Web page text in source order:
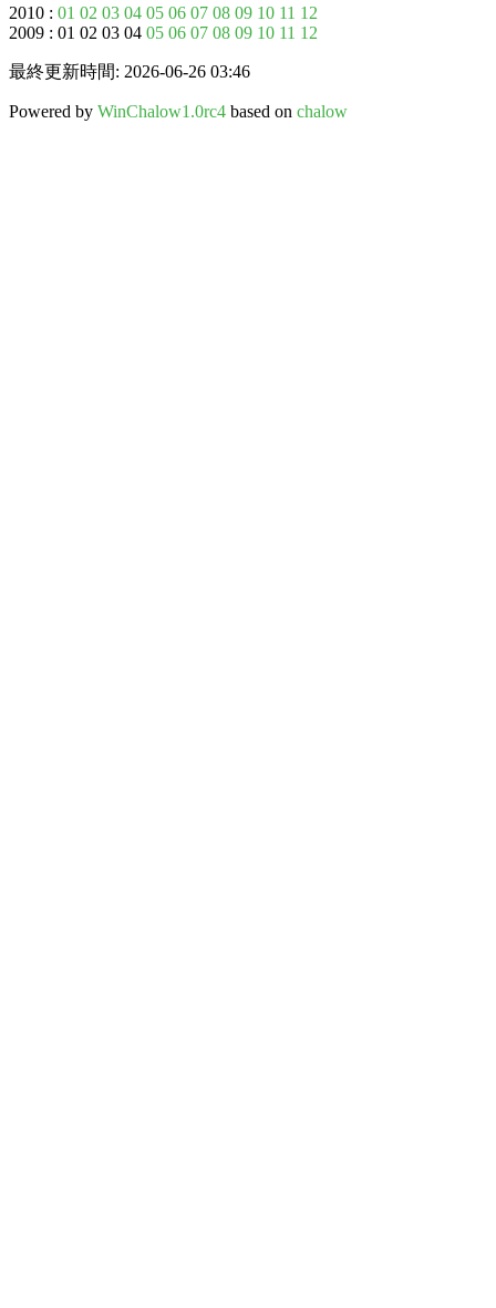
2010 : 01 02 03 04 05 06 07 08 09 10 11 12
2009 : 01 02 03 04 05 06 07 08 09 10 11 12
最終更新時間: 2026-06-26 03:46
Powered by WinChalow1.0rc4 based on chalow